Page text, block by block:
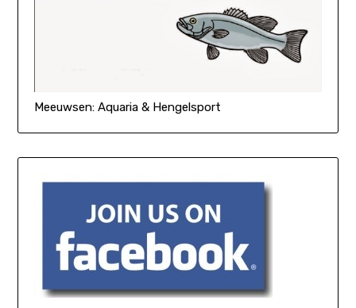
Meeuwsen: Aquaria & Hengelsport